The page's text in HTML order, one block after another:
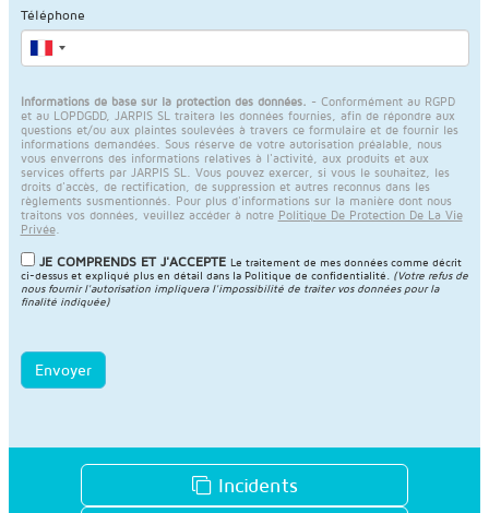
Téléphone
Informations de base sur la protection des données. - Conformément au RGPD
et au LOPDGDD, JARPIS SL traitera les données fournies, afin de répondre aux
questions et/ou aux plaintes soulevées à travers ce formulaire et de fournir les
informations demandées. Sous réserve de votre autorisation préalable, nous
vous enverrons des informations relatives à l'activité, aux produits et aux
services offerts par JARPIS SL. Vous pouvez exercer, si vous le souhaitez, les
droits d'accès, de rectification, de suppression et autres reconnus dans les
règlements susmentionnés. Pour plus d'informations sur la manière dont nous
traitons vos données, veuillez accéder à notre Politique De Protection De La Vie
Privée.
JE COMPRENDS ET J'ACCEPTE Le traitement de mes données comme décrit
ci-dessus et expliqué plus en détail dans la Politique de confidentialité
(Votre refus de
nous fournir l'autorisation impliquera l'impossibilité de traiter vos données pour la
finalité indiquée)
Envoyer
Incidents